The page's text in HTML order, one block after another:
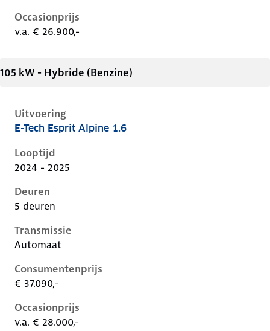
Occasionprijs
v.a. € 26.900,-
105 kW - Hybride (Benzine)
Uitvoering
Renault Captur ii-1e-facelift, 1.6, 105 kW, Hybride
E-Tech Esprit Alpine 1.6
Looptijd
2024 - 2025
Deuren
5 deuren
Transmissie
Automaat
Consumentenprijs
€ 37.090,-
Occasionprijs
v.a. € 28.000,-